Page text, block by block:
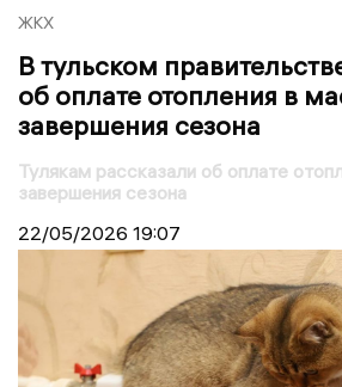
ЖКХ
В тульском
об оплате отопления в
завершения сезона
Тулякам рассказали об оплате
завершения сезона
22/05/2026 19:07